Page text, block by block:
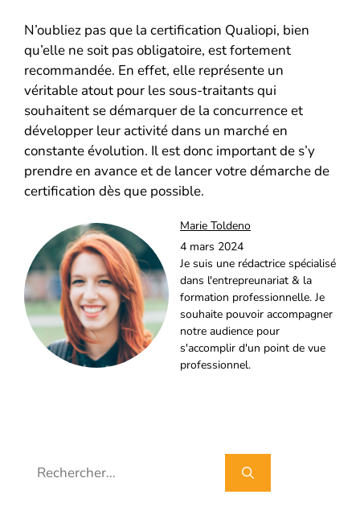
N’oubliez pas que la certification Qualiopi, bien
qu’elle ne soit pas obligatoire, est fortement
recommandée. En effet, elle représente un
véritable atout pour les sous-traitants qui
souhaitent se démarquer de la concurrence et
développer leur activité dans un marché en
constante évolution. Il est donc important de s’y
prendre en avance et de lancer votre démarche de
certification dès que possible.
Marie Toldeno
4 mars 2024
Je suis une rédactrice spécialisé
dans l'entrepreunariat & la
formation professionnelle. Je
souhaite pouvoir accompagner
notre audience pour
s'accomplir d'un point de vue
professionnel.
Rechercher :